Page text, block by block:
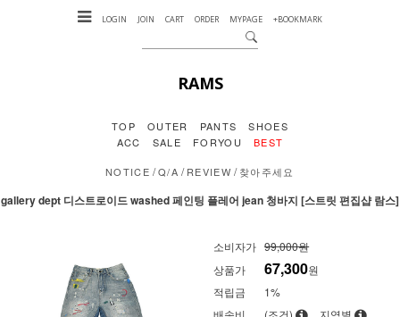
LOGIN JOIN CART ORDER MYPAGE +BOOKMARK
RAMS
TOP OUTER PANTS
SHOES
ACC
SALE FORYOU BEST
NOTICE /Q/A /REVIEW /찾아주세요
gallery dept 디스트로이드 washed 페인팅 플레어 jean 청바지 [스트릿 편집샵 람스]
소비자가 99,000원
상품가
67,300원
적립금
1%
배송비
(조건) 지역별